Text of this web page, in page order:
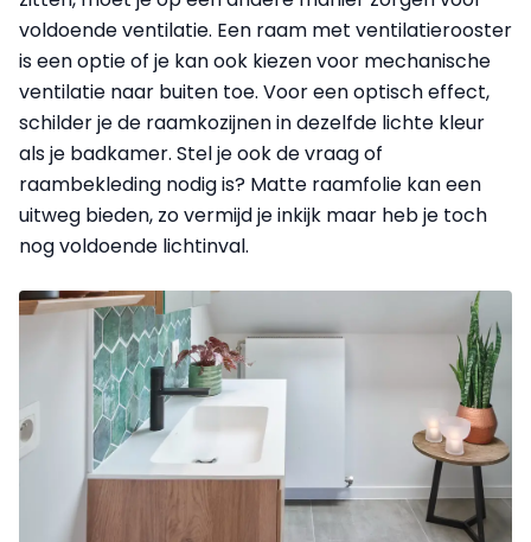
voldoende ventilatie. Een raam met ventilatierooster
is een optie of je kan ook kiezen voor mechanische
ventilatie naar buiten toe. Voor een optisch effect,
schilder je de raamkozijnen in dezelfde lichte kleur
als je badkamer. Stel je ook de vraag of
raambekleding nodig is? Matte raamfolie kan een
uitweg bieden, zo vermijd je inkijk maar heb je toch
nog voldoende lichtinval.